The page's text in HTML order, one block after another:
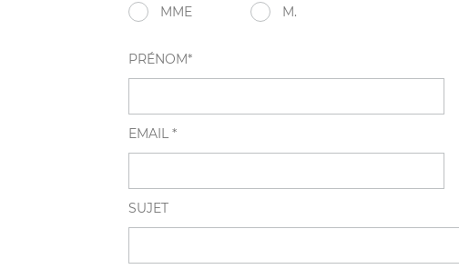
MME M.
PRÉNOM*
EMAIL *
SUJET